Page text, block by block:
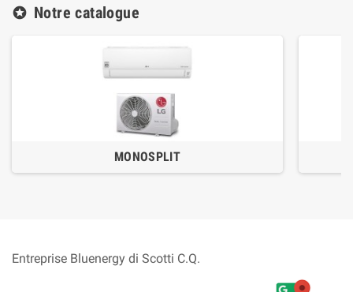
stars Notre catalogue
MONOSPLIT
Entreprise Bluenergy di Scotti C.Q.